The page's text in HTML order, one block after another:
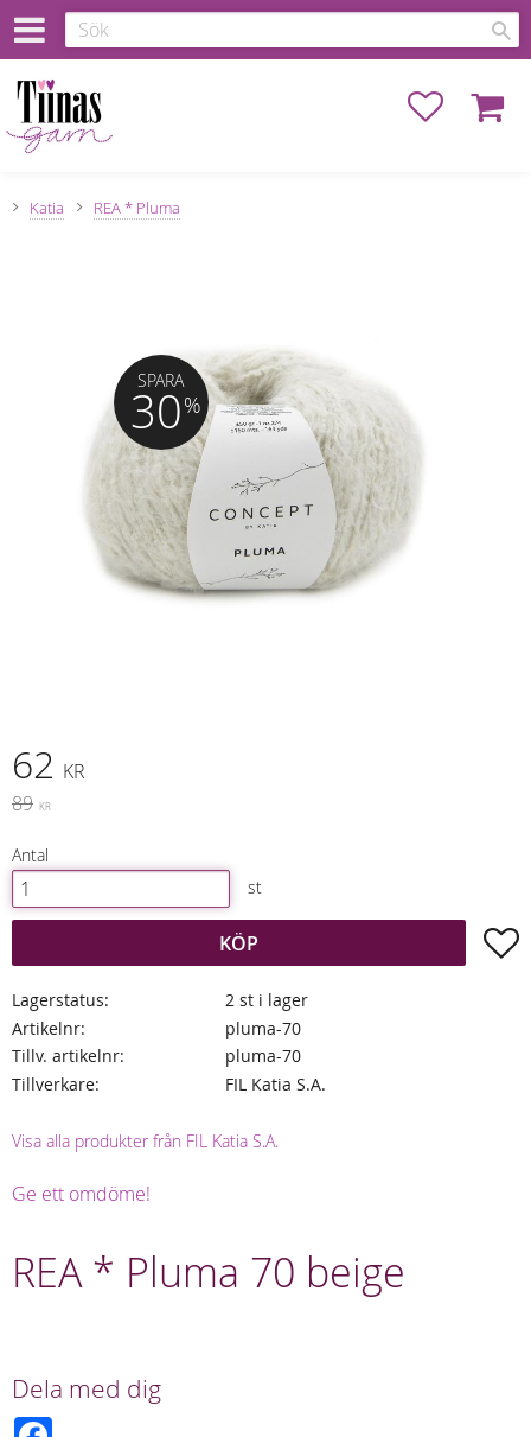
Favoriter
Katia REA * Pluma
SPARA
30%
Nedsatt pris:
62 KR
Ordinarie pris:
89 KR
Antal
st
KÖP
Lagerstatus
2 st i lager
Artikelnr
pluma-70
Tillv. artikelnr
pluma-70
Tillverkare
FIL Katia S.A.
Visa alla produkter från FIL Katia S.A.
Ge ett omdöme!
REA * Pluma 70 beige
Dela med dig